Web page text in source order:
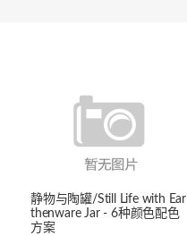
静物与陶罐/Still Life with Ear
thenware Jar - 6种颜色配色
方案